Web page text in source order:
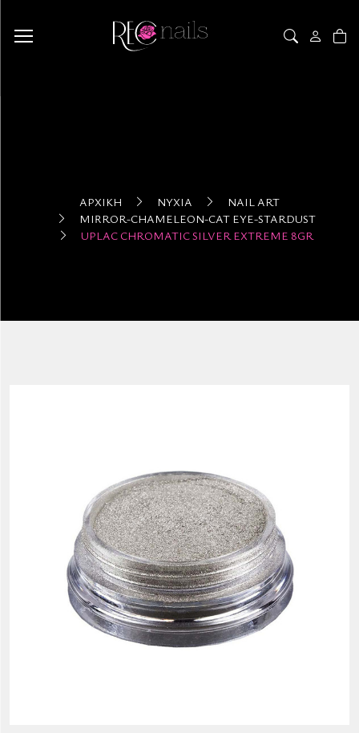
ΑΡΧΙΚΉ ΝΎΧΙΑ
NAIL ART
MIRROR-CHAMELEON-CAT EYE-STARDUST
UPLAC CHROMATIC SILVER EXTREME 8GR